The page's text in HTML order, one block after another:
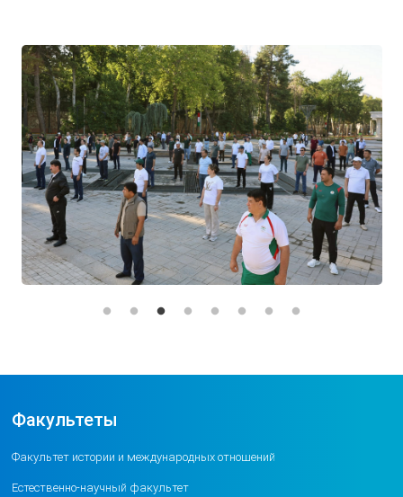
Факультеты
Факультет истории и международных отношений
Естественно-научный факультет